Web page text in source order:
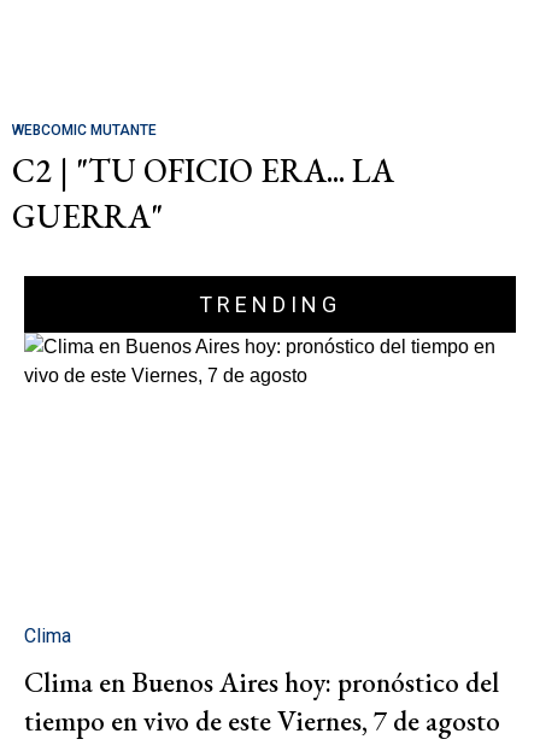
WEBCOMIC MUTANTE
C2 | "TU OFICIO ERA... LA
GUERRA"
TRENDING
Clima
Clima en Buenos Aires hoy: pronóstico del
tiempo en vivo de este Viernes, 7 de agosto